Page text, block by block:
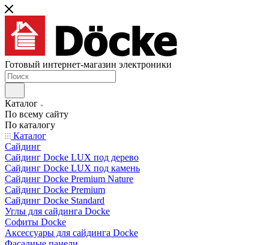
Готовый интернет-магазин электроники
Каталог
По всему сайту
По каталогу
Каталог
Сайдинг
Сайдинг Docke LUX под дерево
Сайдинг Docke LUX под камень
Сайдинг Docke Premium Nature
Сайдинг Docke Premium
Сайдинг Docke Standard
Углы для сайдинга Docke
Софиты Docke
Аксессуары для сайдинга Docke